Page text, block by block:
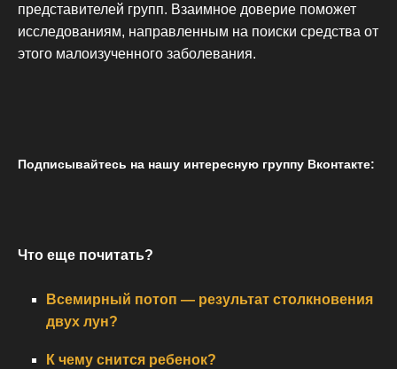
представителей групп. Взаимное доверие поможет
исследованиям, направленным на поиски средства от
этого малоизученного заболевания.
Подписывайтесь на нашу интересную группу Вконтакте:
Что еще почитать?
Всемирный потоп — результат столкновения
двух лун?
К чему снится ребенок?